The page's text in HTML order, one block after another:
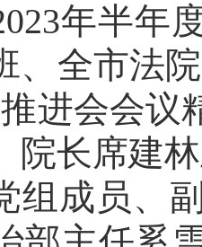
年半年
、全市法
进会会议
院长席建
组成员、